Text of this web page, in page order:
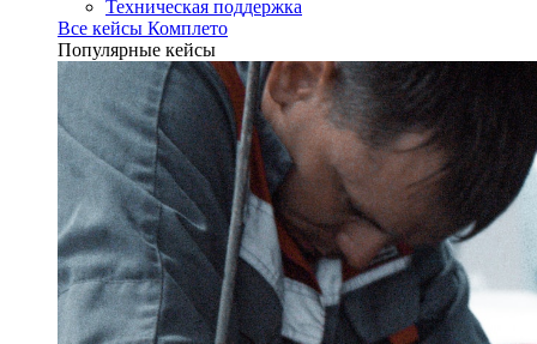
Техническая поддержка
Все кейсы Комплето
Популярные кейсы